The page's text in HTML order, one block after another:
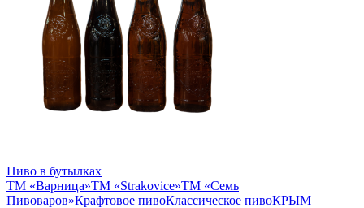
Пиво в бутылках
ТМ «Варница»ТМ «Strakovice»ТМ «Семь
Пивоваров»Крафтовое пивоКлассическое пивоКРЫМ